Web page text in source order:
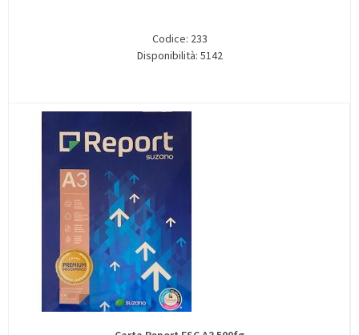
Codice: 233
Disponibilità: 5142